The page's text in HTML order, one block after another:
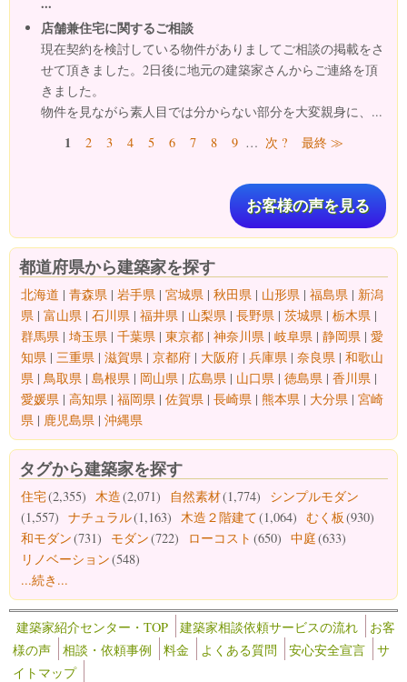
店舗兼住宅に関するご相談
現在契約を検討している物件がありましてご相談の掲載をさ
せて頂きました。2日後に地元の建築家さんからご連絡を頂
きました。
物件を見ながら素人目では分からない部分を大変親身に、...
ページ1 2 3 4 5 6 7 8 9 … 次 ? 最終 ≫
お客様の声を見る
都道府県から建築家を探す
北海道 | 青森県 | 岩手県 | 宮城県 | 秋田県 | 山形県 | 福島県 | 新潟
県 | 富山県 | 石川県 | 福井県 | 山梨県 | 長野県 | 茨城県 | 栃木県 |
群馬県 | 埼玉県 | 千葉県 | 東京都 | 神奈川県 | 岐阜県 | 静岡県 | 愛
知県 | 三重県 | 滋賀県 | 京都府 | 大阪府 | 兵庫県 | 奈良県 | 和歌山
県 | 鳥取県 | 島根県 | 岡山県 | 広島県 | 山口県 | 徳島県 | 香川県 |
愛媛県 | 高知県 | 福岡県 | 佐賀県 | 長崎県 | 熊本県 | 大分県 | 宮崎
県 | 鹿児島県 | 沖縄県
タグから建築家を探す
住宅(2,355) 木造(2,071) 自然素材(1,774)
シンプルモダン
(1,557) ナチュラル(1,163) 木造２階建て(1,064) むく板 (930)
和モダン(731) モダン(722) ローコスト (650) 中庭(633)
リノベーション(548)
...続き...
建築家紹介センター・TOP 建築家相談依頼サービスの流れ
お客
様の声
相談・依頼事例 料金 よくある質問 安心安全宣言
サ
イトマップ